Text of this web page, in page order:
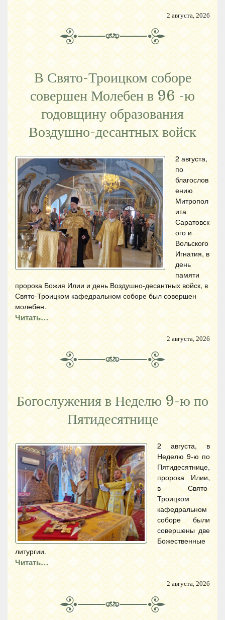
2 августа, 2026
В Свято-Троицком соборе
совершен Молебен в 96 -ю
годовщину образования
Воздушно-десантных войск
2 августа,
по
благослов
ению
Митропол
ита
Саратовск
ого и
Вольского
Игнатия, в
день
памяти
пророка Божия Илии и день Воздушно-десантных войск, в
Свято-Троицком кафедральном соборе был совершен
молебен.
Читать…
2 августа, 2026
Богослужения в Неделю 9-ю по
Пятидесятнице
2 августа, в
Неделю 9-ю по
Пятидесятнице,
пророка Илии,
в Свято-
Троицком
кафедральном
соборе были
совершены две
Божественные
литургии.
Читать…
2 августа, 2026